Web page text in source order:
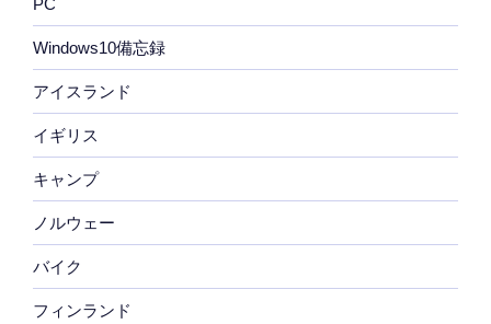
Windows10備忘録
アイスランド
イギリス
キャンプ
ノルウェー
バイク
フィンランド